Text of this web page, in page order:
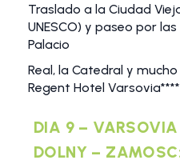
Traslado a la Ciudad
UNESCO) y paseo por
Palacio
Real, la Catedral y
Regent Hotel
DIA 9 –
DOLNY –